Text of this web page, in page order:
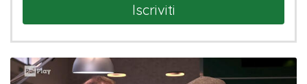
Iscriviti